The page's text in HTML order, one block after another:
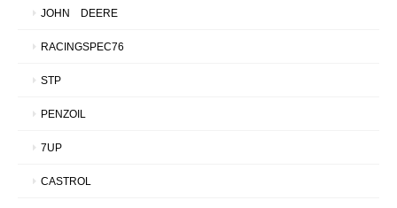
JOHN DEERE
RACINGSPEC76
STP
PENZOIL
7UP
CASTROL